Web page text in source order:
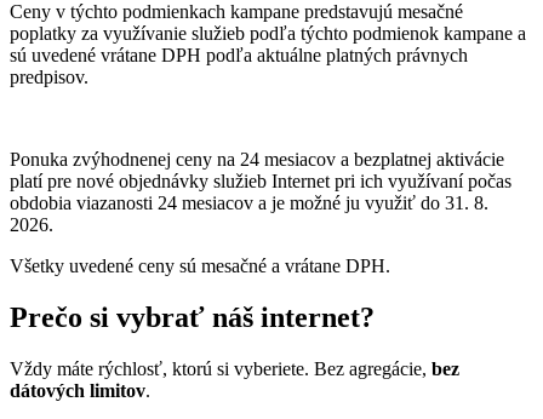
Ceny v týchto podmienkach kampane predstavujú mesačné
poplatky za využívanie služieb podľa týchto podmienok kampane a
sú uvedené vrátane DPH podľa aktuálne platných právnych
predpisov.
Ponuka zvýhodnenej ceny na 24 mesiacov a bezplatnej aktivácie
platípre nové objednávky služieb Internet pri ich využívaní počas
obdobia viazanosti 24 mesiacov a je možné ju využiť do 31. 8.
2026.
Všetky uvedené ceny sú mesačné a vrátane DPH.
Prečo si vybrať náš internet?
Vždy máte rýchlosť, ktorú si vyberiete. Bez agregácie, bez
dátových limitov.